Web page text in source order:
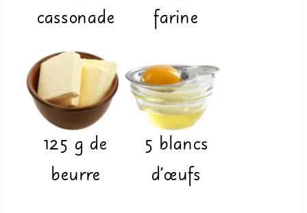
cassonade
farine
125 g de
beurre
5 blancs
d’œufs